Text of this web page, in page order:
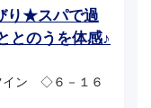
り★スパで過
とのうを体感♪
ン ◇６－１６